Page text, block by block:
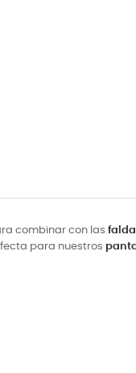
combinar con las
para nuestros